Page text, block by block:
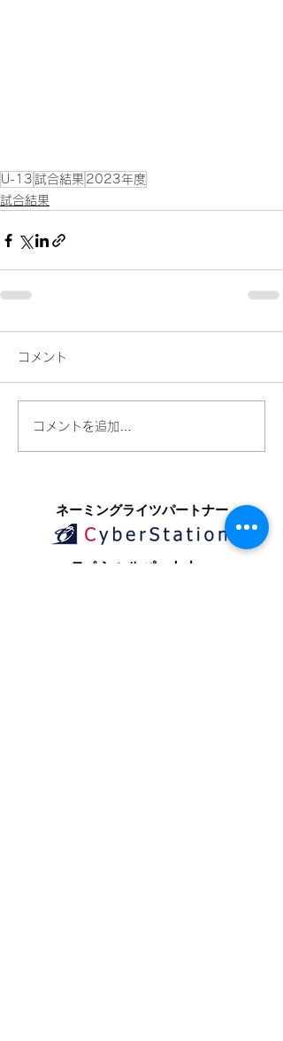
U-13 試合結果 2023年度
試合結果
コメント
コメントを追加…
​ネーミングライツパートナー
​スペシャルパートナー